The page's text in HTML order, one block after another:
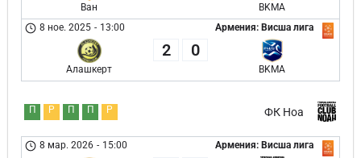
Ван
BKMA
Армения: Висша лига
8 ное. 2025 - 13:00
Алашкерт
2 0
BKMA
ФК Ноа
П Р П П Р
Армения: Висша лига
8 мар. 2026 - 15:00